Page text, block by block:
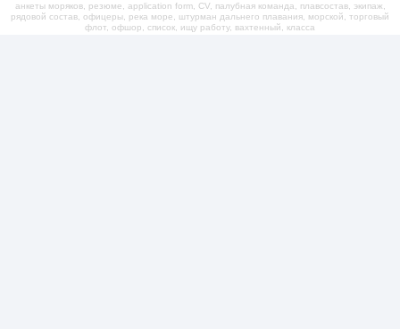
анкеты моряков, резюме, application form, CV, палубная команда, плавсостав, экипаж,
рядовой состав, офицеры, река море, штурман дальнего плавания, морской, торговый
флот, офшор, список, ищу работу, вахтенный, класса